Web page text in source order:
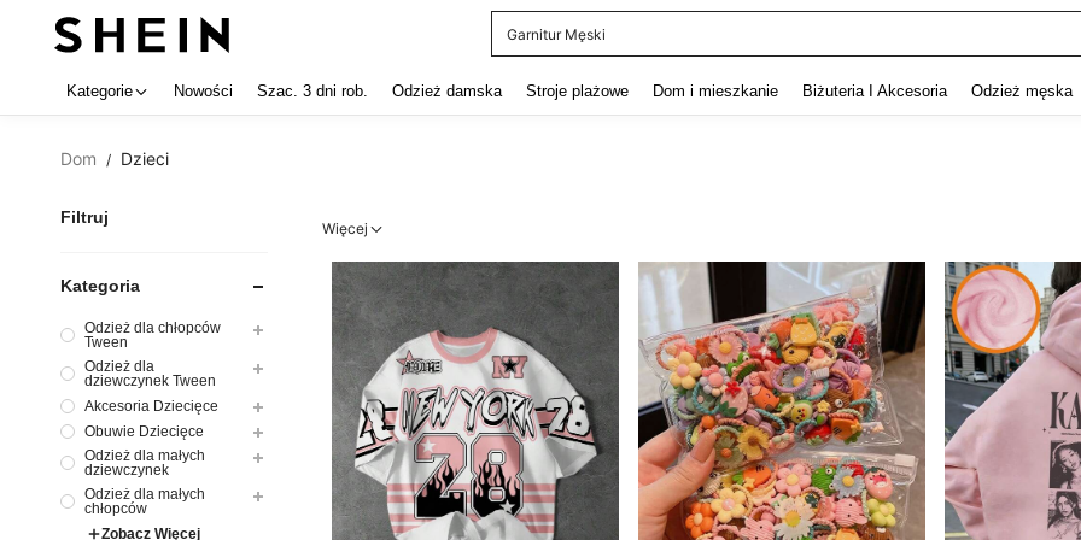
Garnitur Męski
Kategorie Nowości Szac. 3 dni rob. Odzież damska Stroje plażowe Dom i mieszkanie Biżuteria I Akcesoria Odzież męska
Dom / Dzieci
Filtruj
Kategoria
Odzież dla chłopców
Tween
Odzież dla
dziewczynek Tween
Akcesoria Dziecięce
Obuwie Dziecięce
Odzież dla małych
dziewczynek
Odzież dla małych
chłopców
Zobacz Więcej
Więcej